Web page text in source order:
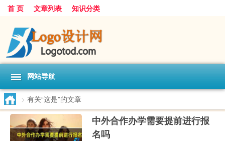
首 页 文章列表 知识分类
网站导航
> 有关“这是”的文章
中外合作办学需要提前进行报
名吗